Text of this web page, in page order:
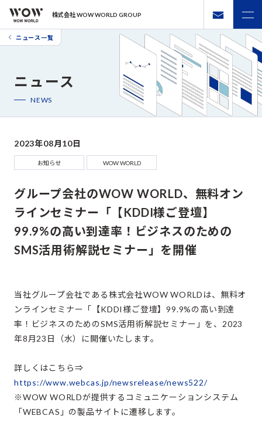
株式会社 WOW WORLD GROUP
ニュース一覧
ニュース
NEWS
2023年08月10日
お知らせ WOW WORLD
グループ会社のWOW WORLD、無料オン
ラインセミナー「【KDDI様ご登壇】
99.9%の高い到達率！ビジネスのための
SMS活用術解説セミナー」を開催
当社グループ会社である株式会社WOW WORLDは、無料オ
ンラインセミナー「【KDDI様ご登壇】99.9%の高い到達
率！ビジネスのためのSMS活用術解説セミナー」を、2023
年8月23日（水）に開催いたします。
詳しくはこちら⇒
https://www.webcas.jp/newsrelease/news522/
※WOW WORLDが提供するコミュニケーションシステム
「WEBCAS」の製品サイトに遷移します。